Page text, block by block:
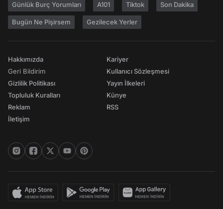
Günlük Burç Yorumları A101 Tiktok Son Dakika
Bugün Ne Pişirsem Gezilecek Yerler
Hakkımızda
Geri Bildirim
Gizlilik Politikası
Topluluk Kuralları
Reklam
İletişim
Kariyer
Kullanıcı Sözleşmesi
Yayın İlkeleri
Künye
RSS